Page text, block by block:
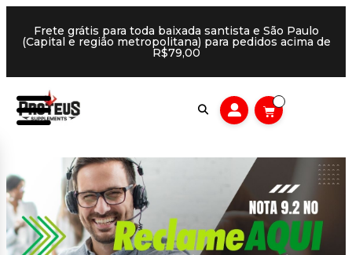
Frete grátis para toda baixada santista e São Paulo
(Capital e região metropolitana) para pedidos acima de
R$79,00